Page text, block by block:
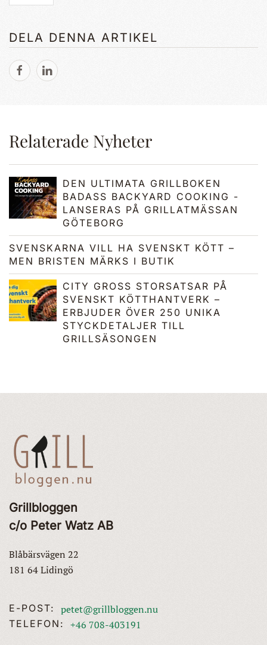
DELA DENNA ARTIKEL
Relaterade Nyheter
DEN ULTIMATA GRILLBOKEN
BADASS BACKYARD COOKING -
LANSERAS PÅ GRILLATMÄSSAN
GÖTEBORG
SVENSKARNA VILL HA SVENSKT KÖTT –
MEN BRISTEN MÄRKS I BUTIK
CITY GROSS STORSATSAR PÅ
SVENSKT KÖTTHANTVERK –
ERBJUDER ÖVER 250 UNIKA
STYCKDETALJER TILL
GRILLSÄSONGEN
Grillbloggen
c/o Peter Watz AB
Blåbärsvägen 22
181 64 Lidingö
E-POST: petet@grillbloggen.nu
TELEFON: +46 708-403191